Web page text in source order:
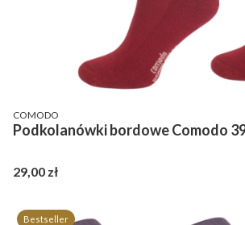
PRODUCENT
COMODO
Podkolanówki bordowe Comodo
Cena
29,00 zł
Bestseller